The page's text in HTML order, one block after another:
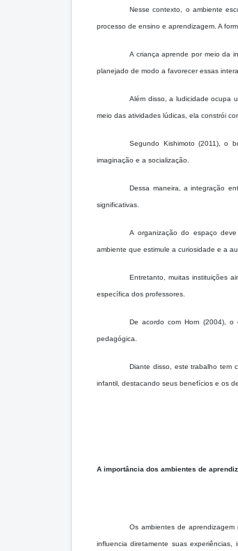
Nesse contexto, o ambiente
processo de ensino e aprendizagem. A
A criança aprende por meio da
planejado de modo a favorecer essas
Além disso, a ludicidade ocupa
meio das atividades lúdicas, ela constrói
Segundo Kishimoto (2011), o
imaginação e a socialização.
Dessa maneira, a integração
significativas.
A organização do espaço
ambiente que estimule a curiosidade e a
Entretanto, muitas instituições
específica dos professores.
De acordo com Horn (2004), o
pedagógica.
Diante disso, este trabalho tem
infantil, destacando seus benefícios e os
A importância dos ambientes de
Os ambientes de
influencia diretamente suas